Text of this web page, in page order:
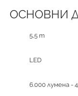
ОСНОВНИ
5,5 m
LED
6.000 лумена -